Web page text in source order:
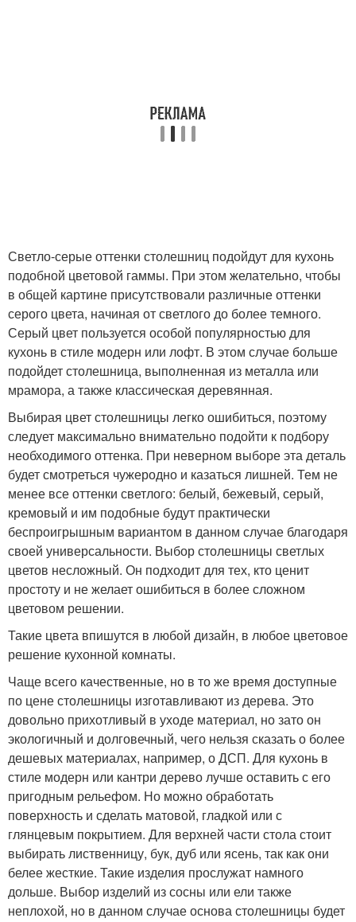
Светло-серые оттенки столешниц подойдут для кухонь
подобной цветовой гаммы. При этом желательно, чтобы
в общей картине присутствовали различные оттенки
серого цвета, начиная от светлого до более темного.
Серый цвет пользуется особой популярностью для
кухонь в стиле модерн или лофт. В этом случае больше
подойдет столешница, выполненная из металла или
мрамора, а также классическая деревянная.
Выбирая цвет столешницы легко ошибиться, поэтому
следует максимально внимательно подойти к подбору
необходимого оттенка. При неверном выборе эта деталь
будет смотреться чужеродно и казаться лишней. Тем не
менее все оттенки светлого: белый, бежевый, серый,
кремовый и им подобные будут практически
беспроигрышным вариантом в данном случае благодаря
своей универсальности. Выбор столешницы светлых
цветов несложный. Он подходит для тех, кто ценит
простоту и не желает ошибиться в более сложном
цветовом решении.
Такие цвета впишутся в любой дизайн, в любое цветовое
решение кухонной комнаты.
Чаще всего качественные, но в то же время доступные
по цене столешницы изготавливают из дерева. Это
довольно прихотливый в уходе материал, но зато он
экологичный и долговечный, чего нельзя сказать о более
дешевых материалах, например, о ДСП. Для кухонь в
стиле модерн или кантри дерево лучше оставить с его
пригодным рельефом. Но можно обработать
поверхность и сделать матовой, гладкой или с
глянцевым покрытием. Для верхней части стола стоит
выбирать лиственницу, бук, дуб или ясень, так как они
белее жесткие. Такие изделия прослужат намного
дольше. Выбор изделий из сосны или ели также
неплохой, но в данном случае основа столешницы будет